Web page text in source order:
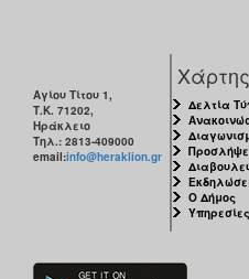
Αγίου Τίτου 1,
Τ.Κ. 71202,
Ηράκλειο
Τηλ.: 2813-409000
email:info@heraklion.gr
Δελτία
Ο Δήμος
Υπηρεσίες